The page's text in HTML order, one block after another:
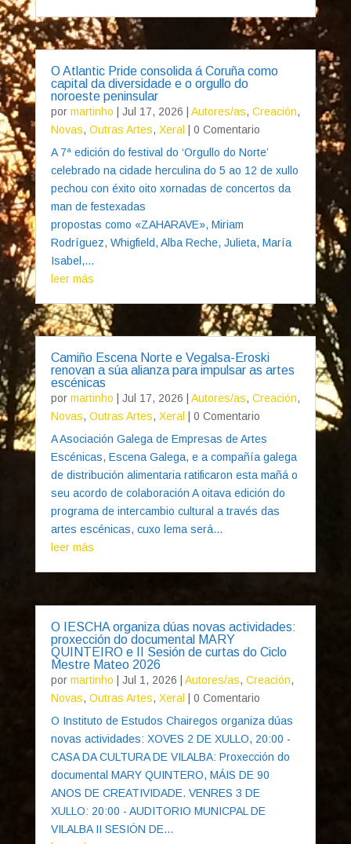
O Atlantic Pride consolida á Coruña como
capital da diversidade e o orgullo do
noroeste peninsular
por martinho Jul 17, 2026 Autores/as, Creación,
Novas, Outras Artes, Xeral
| 0 Comentario
A 7ª edición do festival do ‘Orgullo do Norte’
celebrado na cidade herculina do 5 ao 12 de xullo
pechou con éxito oito xornadas de concertos da
man de festexadas
propostas como «ZAHARAVE», Miriam
Rodríguez, Whigfield, Alba Reche, Julieta, María
Isabel,...
leer más
Camiño Escena Norte e Vegalsa-Eroski
renovan a súa alianza para impulsar as artes
escénicas
por martinho Jul 17, 2026 Autores/as, Creación,
Novas, Outras Artes, Xeral
| 0 Comentario
A Asociación Galega de Empresas de Artes
Escénicas, Escena Galega, e a compañía galega
de distribución alimentaria ratificaron esta mañá o
seu acordo de colaboración A oitava edición do
programa de intercambio cultural a través das
artes escénicas, cuxo lema será...
leer más
O IESCHA organiza dúas novas actividades:
proxección do documental MARY
QUINTEIRO e II Sesión de curtas do Ciclo
Mestre Mateo 2026
por martinho Jul 1, 2026 Autores/as, Creación,
Novas, Outras Artes, Xeral
| 0 Comentario
O Instituto de Estudos Chairegos organiza dúas
novas actividades: XOVES 2 DE XULLO, 20:00 -
CASA DA CULTURA DE VILALBA: Proxección do
documental MARY QUINTERO, MÁIS DE 90
ANOS DE CREATIVIDADE. VENRES 3 DE
XULLO: 20:00 - AUDITORIO MUNICPAL DE
VILALBA II SESIÓN DE...